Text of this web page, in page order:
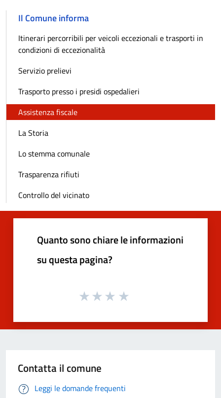
Il Comune informa
Itinerari percorribili per veicoli eccezionali e trasporti in
condizioni di eccezionalità
Servizio prelievi
Trasporto presso i presidi ospedalieri
Assistenza fiscale
La Storia
Lo stemma comunale
Trasparenza rifiuti
Controllo del vicinato
Quanto sono chiare le informazioni
su questa pagina?
Contatta il comune
Leggi le domande frequenti